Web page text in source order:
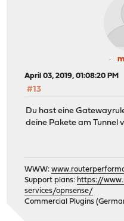
April 03, 2019, 01:08:20 PM
#13
Du hast eine
deine Pakete am Tunnel
WWW:
Support plans: https://
services/opnsense/
Commercial Plugins